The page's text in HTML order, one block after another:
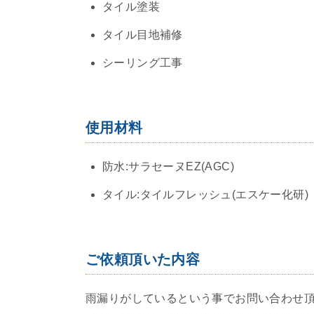
タイル塗装
タイル目地補修
シーリング工事
使用材料
防水:サラセーヌEZ(AGC)
タイル:タイルフレッシュ(エスケー化研)
ご依頼頂いた内容
雨漏りがしているという事でお問い合わせ頂